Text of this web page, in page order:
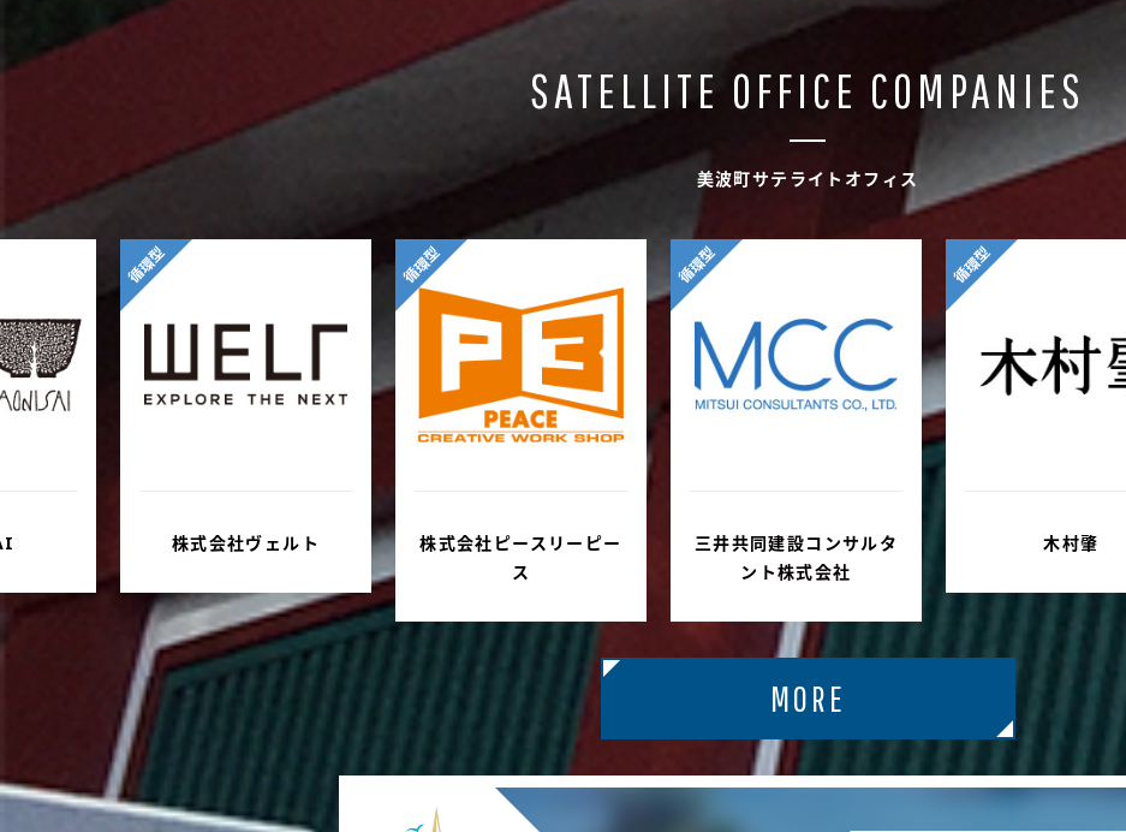
SATELLITE OFFICE COMPANIES
美波町サテライトオフィス
ト
循環型
株式会社ピースリーピー
循環型
三井共同建設コンサルタ
ント株式会社
循環型
木村肇
循環型
株式会社蛙企画
MORE